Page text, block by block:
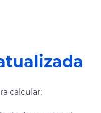
calcular: